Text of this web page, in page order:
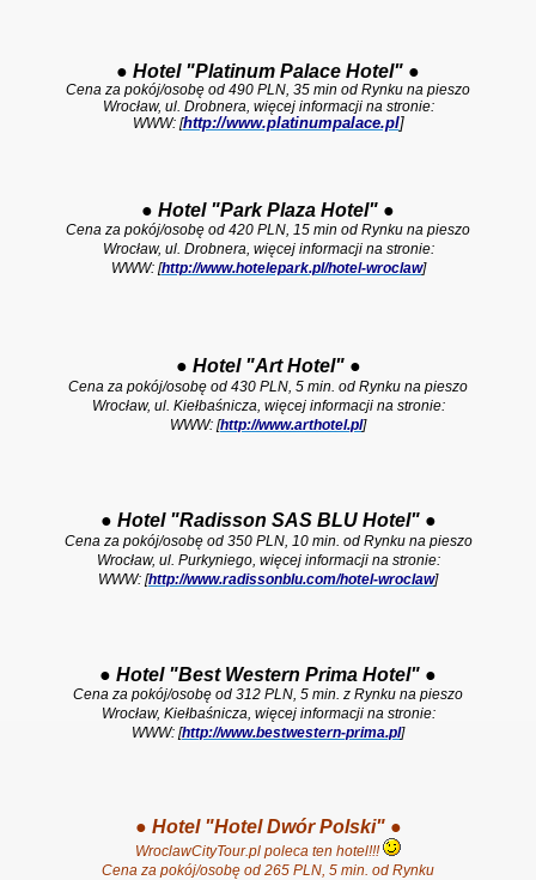
● Hotel "Platinum Palace Hotel" ●
Cena za pokój/osobę od 490 PLN, 35 min od Rynku na pieszo
Wrocław, ul. Drobnera, więcej informacji na stronie:
WWW: [http://www.platinumpalace.pl]
● Hotel "Park Plaza Hotel" ●
Cena za pokój/osobę od 420 PLN, 15 min od Rynku na pieszo
Wrocław, ul. Drobnera, więcej informacji na stronie:
WWW: [http://www.hotelepark.pl/hotel-wroclaw]
● Hotel "Art Hotel" ●
Cena za pokój/osobę od 430 PLN, 5 min. od Rynku na pieszo
Wrocław, ul. Kiełbaśnicza, więcej informacji na stronie:
WWW: [http://www.arthotel.pl]
● Hotel "Radisson SAS BLU Hotel" ●
Cena za pokój/osobę od 350 PLN, 10 min. od Rynku na pieszo
Wrocław, ul. Purkyniego, więcej informacji na stronie:
WWW: [http://www.radissonblu.com/hotel-wroclaw]
● Hotel "Best Western Prima Hotel" ●
Cena za pokój/osobę od 312 PLN, 5 min. z Rynku na pieszo
Wrocław, Kiełbaśnicza, więcej informacji na stronie:
WWW: [http://www.bestwestern-prima.pl]
● Hotel "Hotel Dwór Polski" ●
WroclawCityTour.pl poleca ten hotel!!!
Cena za pokój/osobę od 265 PLN, 5 min. od Rynku